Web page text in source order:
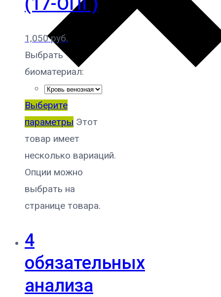
(17-ОПГ)
1,050руб.
Выбрать
биоматериал:
Выберите
параметры Этот
товар имеет
несколько вариаций.
Опции можно
выбрать на
странице товара.
4
обязательных
анализа